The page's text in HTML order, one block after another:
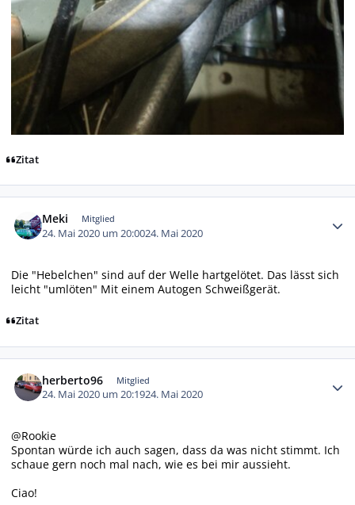
Zitat
Meki Mitglied
24. Mai 2020 um 20:0024. Mai 2020
Die "Hebelchen" sind auf der Welle hartgelötet. Das lässt sich
leicht "umlöten" Mit einem Autogen Schweißgerät.
Zitat
herberto96 Mitglied
24. Mai 2020 um 20:1924. Mai 2020
@Rookie
Spontan würde ich auch sagen, dass da was nicht stimmt. Ich
schaue gern noch mal nach, wie es bei mir aussieht.
Ciao!